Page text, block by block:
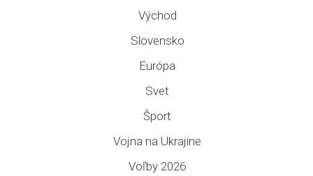
Východ
Slovensko
Európa
Svet
Šport
Vojna na Ukrajine
Voľby 2026